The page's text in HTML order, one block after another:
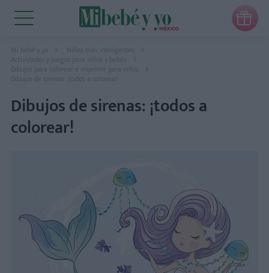

Mi bebé y yo
Niños más inteligentes
Actividades y juegos para niños y bebés
Dibujos para colorear e imprimir para niños
Dibujos de sirenas: ¡todos a colorear!
Dibujos de sirenas: ¡todos a
colorear!